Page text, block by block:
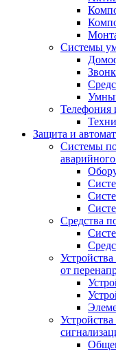
Системы
Телефония
Защита и
Системы
Средства
от